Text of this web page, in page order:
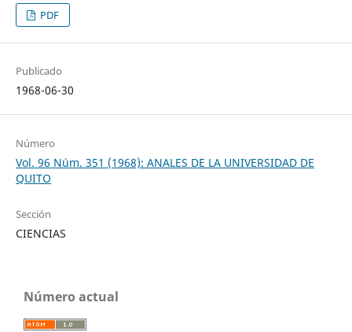
PDF
Publicado
1968-06-30
Número
Vol. 96 Núm. 351 (1968): ANALES DE LA UNIVERSIDAD DE
QUITO
Sección
CIENCIAS
Número actual